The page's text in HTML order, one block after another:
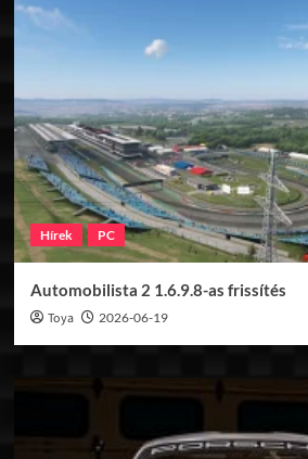
Hírek PC
Automobilista 2 1.6.9.8-as frissítés
Toya 2026-06-19